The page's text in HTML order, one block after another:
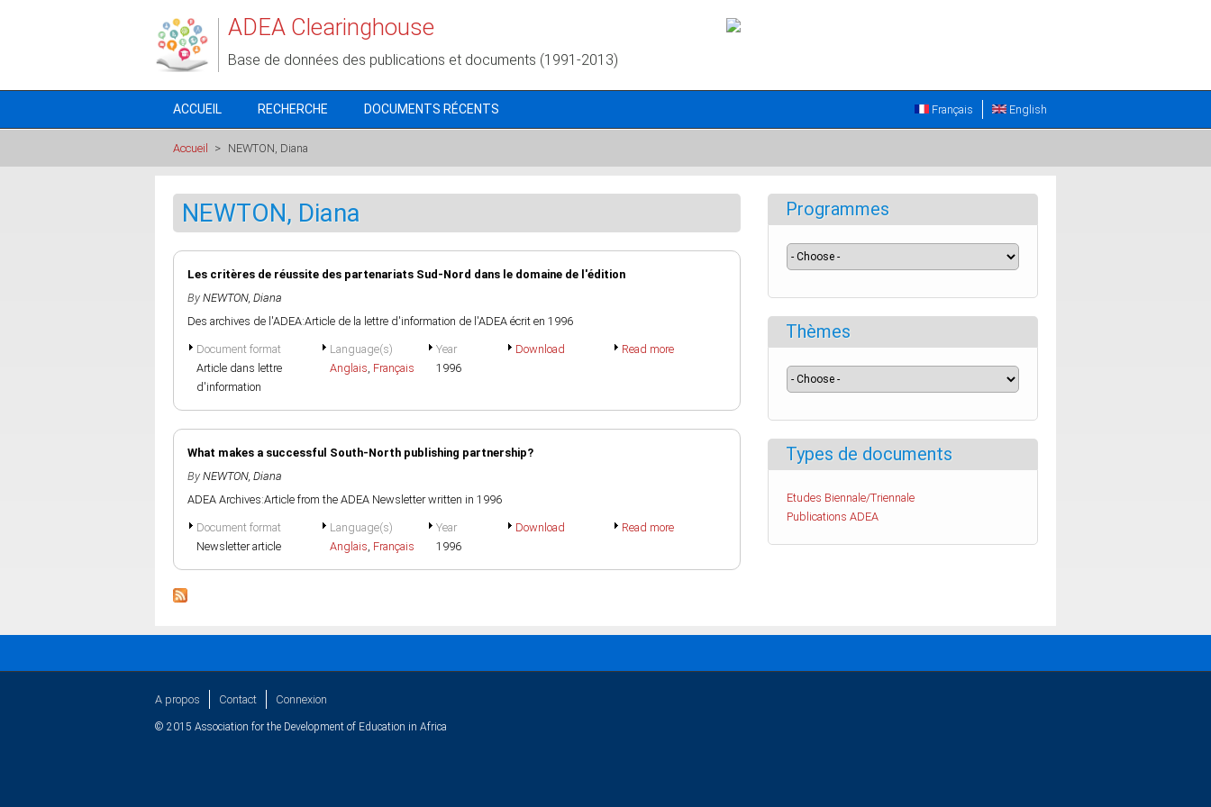
ADEA Clearinghouse
Base de données des publications et documents (1991-2013)
ACCUEIL RECHERCHE DOCUMENTS RÉCENTS English
Français
Accueil > NEWTON, Diana
NEWTON, Diana
Les critères de réussite des partenariats Sud-Nord dans le domaine de l'édition
By NEWTON, Diana
Des archives de l'ADEA:Article de la lettre d'information de l'ADEA écrit en 1996
Document format
Article dans lettre
d'information
Language(s)
Anglais, Français
Year
1996
Download Read more
What makes a successful South-North publishing partnership?
By NEWTON, Diana
ADEA Archives:Article from the ADEA Newsletter written in 1996
Document format
Newsletter article
Language(s)
Anglais, Français
Year
1996
Download Read more
Programmes
Thèmes
Types de documents
Etudes Biennale/Triennale
Publications ADEA
A propos Contact Connexion
© 2015 Association for the Development of Education in Africa